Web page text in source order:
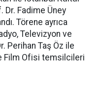
Dr. Fadime Üney
Törene ayrıca
Televizyon ve
Perihan Taş Öz ile
Film Ofisi temsilcileri